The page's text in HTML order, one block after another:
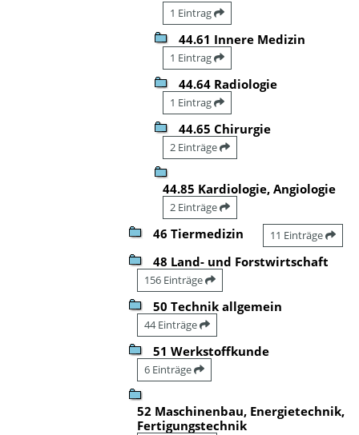
1 Eintrag
44.61 Innere Medizin
1 Eintrag
44.64 Radiologie
1 Eintrag
44.65 Chirurgie
2 Einträge
44.85 Kardiologie, Angiologie
2 Einträge
46 Tiermedizin 11 Einträge
48 Land- und Forstwirtschaft
156 Einträge
50 Technik allgemein
44 Einträge
51 Werkstoffkunde
6 Einträge
52 Maschinenbau, Energietechnik,
Fertigungstechnik